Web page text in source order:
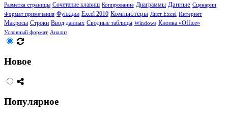
Разметка страницы Сочетание клавиш Копирование Диаграммы Данные Сценарии
Формат примечания Функции Excel 2010 Компьютеры Лист Excel Интернет
Макросы Строки Ввод данных Сводные таблицы Windows Кнопка «Office»
Условный формат Анализ
Новое
Популярное